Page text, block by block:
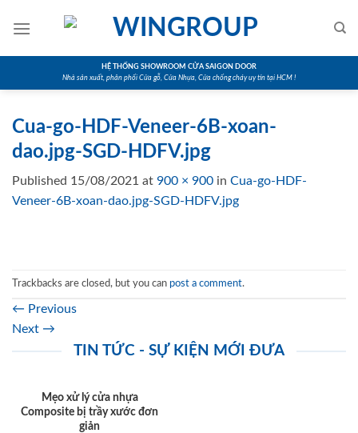
HỆ THỐNG SHOWROOM CỬA SAIGON DOOR
Nhà sản xuất, phân phối Cửa gỗ, Cửa Nhựa, Cửa chống cháy uy tín tại HCM !
Cua-go-HDF-Veneer-6B-xoan-
dao.jpg-SGD-HDFV.jpg
Published 15/08/2021 at 900 × 900 in Cua-go-HDF-
Veneer-6B-xoan-dao.jpg-SGD-HDFV.jpg
Trackbacks are closed, but you can post a comment.
← Previous
Next →
TIN TỨC - SỰ KIỆN MỚI ĐƯA
Mẹo xử lý cửa nhựa
Composite bị trầy xước đơn
giản